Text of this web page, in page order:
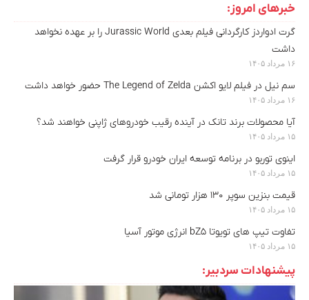
خبرهای امروز:
گرت ادواردز کارگردانی فیلم بعدی Jurassic World را بر عهده نخواهد
داشت
۱۶ مرداد ۱۴۰۵
سم نیل در فیلم لایو اکشن The Legend of Zelda حضور خواهد داشت
۱۶ مرداد ۱۴۰۵
آیا محصولات برند تانک در آینده رقیب خودروهای ژاپنی خواهند شد؟
۱۵ مرداد ۱۴۰۵
اینوی توربو در برنامه توسعه ایران خودرو قرار گرفت
۱۵ مرداد ۱۴۰۵
قیمت بنزین سوپر ۱۳۰ هزار تومانی شد
۱۵ مرداد ۱۴۰۵
تفاوت تیپ های تویوتا bZ5 انرژی موتور آسیا
۱۵ مرداد ۱۴۰۵
پیشنهادات سردبیر: